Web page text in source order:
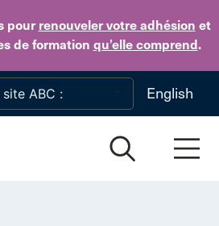
pour renouveler votre adhésion et
de formation qu’elle comprend.
Skip to main content
English